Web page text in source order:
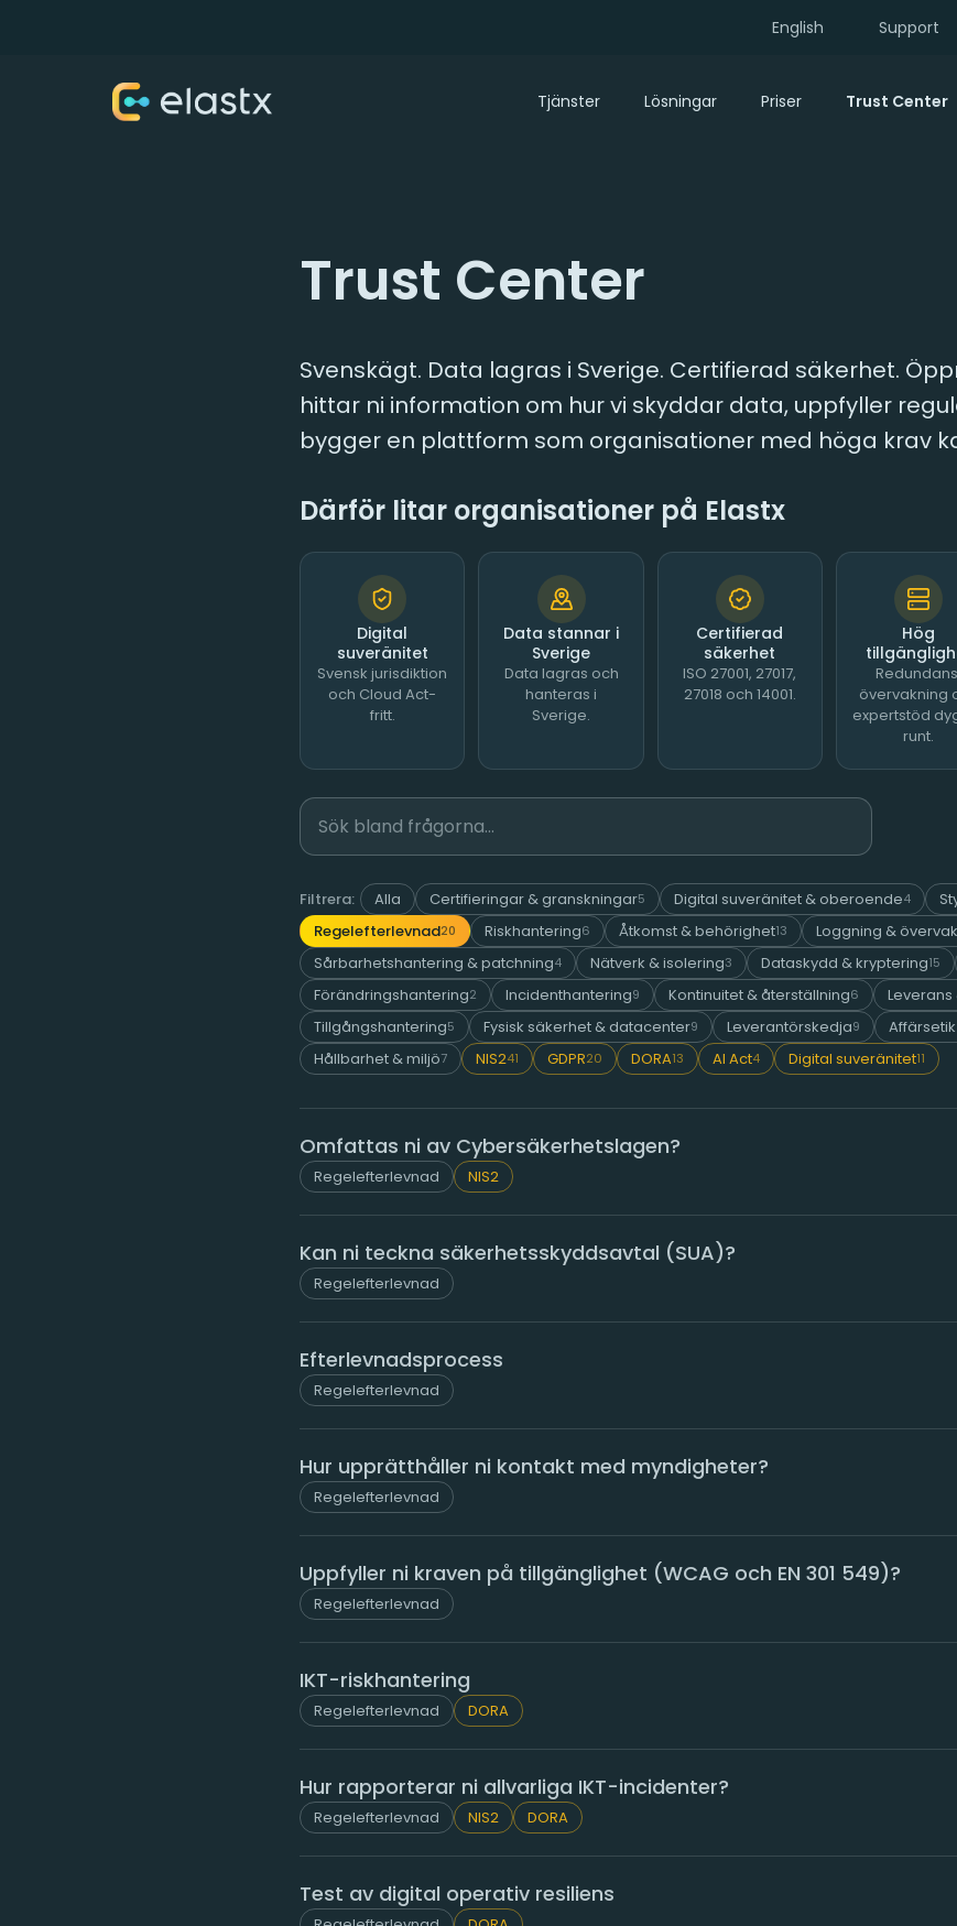
English Support
Tjänster Lösningar Priser Trust Center
Trust Center
Svenskägt. Data lagras i Sverige. Certifierad säkerhet.
hittar ni information om hur vi skyddar data, uppfyller
bygger en plattform som organisationer med höga krav
Därför litar organisationer på Elastx
Digital
suveränitet
Svensk jurisdiktion
och Cloud Act-
fritt.
Data stannar i
Sverige
Data lagras och
hanteras i
Sverige.
Certifierad
säkerhet
ISO 27001, 27017,
27018 och 14001.
Hög
övervakning
expertstöd
runt.
Filtrera: Alla Certifieringar & granskningar5 Digital suveränitet & oberoende4
Regelefterlevnad20 Riskhantering6 Åtkomst & behörighet13 Loggning &
Sårbarhetshantering & patchning4 Nätverk & isolering3 Dataskydd & kryptering15
Förändringshantering2 Incidenthantering9 Kontinuitet & återställning6 Leverans
Tillgångshantering5 Fysisk säkerhet & datacenter9 Leverantörskedja9
Hållbarhet & miljö7 NIS241 GDPR20 DORA13 AI Act4 Digital suveränitet11
Omfattas ni av Cybersäkerhetslagen?
Regelefterlevnad NIS2
Kan ni teckna säkerhetsskyddsavtal (SUA)?
Regelefterlevnad
Efterlevnadsprocess
Regelefterlevnad
Hur upprätthåller ni kontakt med myndigheter?
Regelefterlevnad
Uppfyller ni kraven på tillgänglighet (WCAG och EN 301 549)?
Regelefterlevnad
IKT-riskhantering
Regelefterlevnad DORA
Hur rapporterar ni allvarliga IKT-incidenter?
Regelefterlevnad NIS2 DORA
Test av digital operativ resiliens